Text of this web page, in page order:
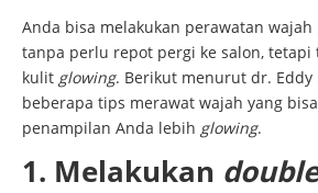
Anda bisa melakukan perawatan wajah
tanpa perlu repot pergi ke salon, tetapi
kulit glowing. Berikut menurut dr. Eddy
beberapa tips merawat wajah yang
penampilan Anda lebih glowing.
1. Melakukan